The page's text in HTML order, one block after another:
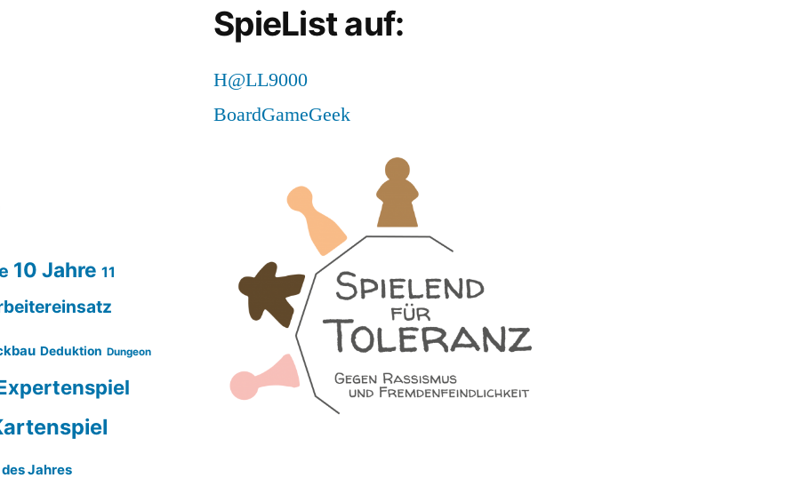
SpieList auf:
H@LL9000
BoardGameGeek
10 Jahre 11
Deduktion Dungeon
Jahres